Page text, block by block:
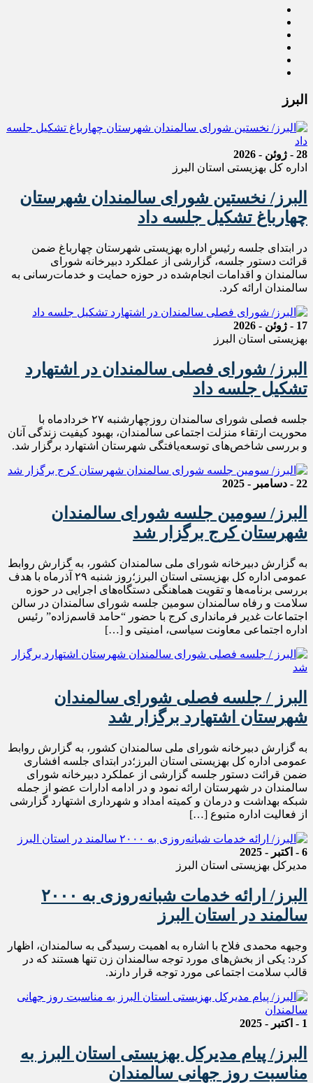
البرز
28 - ژوئن - 2026
اداره کل بهزیستی استان البرز
البرز/ نخستین شورای سالمندان شهرستان
چهارباغ تشکیل جلسه داد
در ابتدای جلسه رئیس اداره بهزیستی شهرستان چهارباغ ضمن
قرائت دستور جلسه، گزارشی از عملکرد دبیرخانه شورای
سالمندان و اقدامات انجام‌شده در حوزه حمایت و خدمات‌رسانی به
سالمندان ارائه کرد.
17 - ژوئن - 2026
بهزیستی استان البرز
البرز/ شورای فصلی سالمندان در اشتهارد
تشکیل جلسه داد
جلسه فصلی شورای سالمندان روزچهارشنبه ۲۷ خردادماه با
محوریت ارتقاء منزلت اجتماعی سالمندان، بهبود کیفیت زندگی آنان
و بررسی شاخص‌های توسعه‌یافتگی شهرستان اشتهارد برگزار شد.
22 - دسامبر - 2025
البرز/ سومین جلسه شورای سالمندان
شهرستان کرج برگزار شد
به گزارش دبیرخانه شورای ملی سالمندان کشور، به گزارش روابط
عمومی اداره کل بهزیستی استان البرز؛روز شنبه ۲۹ آذرماه با هدف
بررسی برنامه‌ها و تقویت هماهنگی دستگاه‌های اجرایی در حوزه
سلامت و رفاه سالمندان سومین جلسه شورای سالمندان در سالن
اجتماعات غدیر فرمانداری کرج با حضور “حامد قاسم‌زاده” رئیس
اداره اجتماعی معاونت سیاسی، امنیتی و […]
البرز / جلسه فصلی شورای سالمندان
شهرستان اشتهارد برگزار شد
به گزارش دبیرخانه شورای ملی سالمندان کشور، به گزارش روابط
عمومی اداره کل بهزیستی استان البرز؛در ابتدای جلسه افشاری
ضمن قرائت دستور جلسه گزارشی از عملکرد دبیرخانه شورای
سالمندان در شهرستان ارائه نمود و در ادامه ادارات عضو از جمله
شبکه بهداشت و درمان و کمیته امداد و شهرداری اشتهارد گزارشی
از فعالیت اداره متبوع […]
6 - اکتبر - 2025
مدیرکل بهزیستی استان البرز
البرز/ ارائه خدمات شبانه‌روزی به ۲۰۰۰
سالمند در استان البرز
وجیهه محمدی فلاح با اشاره به اهمیت رسیدگی به سالمندان، اظهار
کرد: یکی از بخش‌های مورد توجه سالمندان زن تنها هستند که در
قالب سلامت اجتماعی مورد توجه قرار دارند.
1 - اکتبر - 2025
البرز/ پیام مدیرکل بهزیستی استان البرز به
مناسبت روز جهانی سالمندان